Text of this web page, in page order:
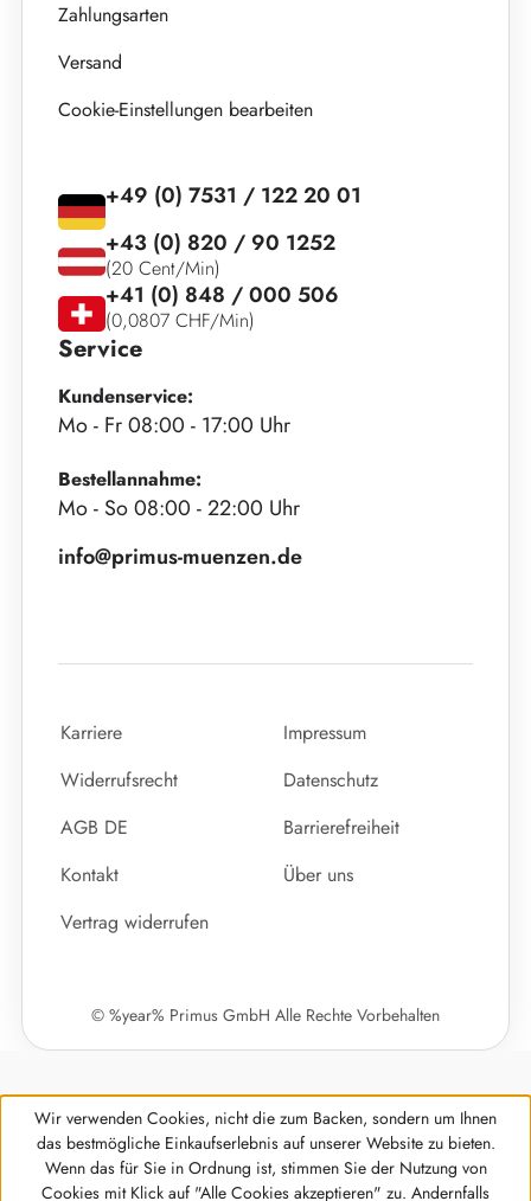
Zahlungsarten
Versand
Cookie-Einstellungen bearbeiten
Service
Kundenservice:
Mo - Fr 08:00 - 17:00 Uhr
Bestellannahme:
Mo - So 08:00 - 22:00 Uhr
info@primus-muenzen.de
+49 (0) 7531 / 122 20 01
+43 (0) 820 / 90 1252
(20 Cent/Min)
+41 (0) 848 / 000 506
(0,0807 CHF/Min)
Karriere
Impressum
Widerrufsrecht
Datenschutz
AGB DE
Barrierefreiheit
Kontakt
Über uns
Vertrag widerrufen
© %year% Primus GmbH Alle Rechte Vorbehalten
Wir verwenden Cookies, nicht die zum Backen, sondern um Ihnen
das bestmögliche Einkaufserlebnis auf unserer Website zu bieten.
Wenn das für Sie in Ordnung ist, stimmen Sie der Nutzung von
Cookies mit Klick auf "Alle Cookies akzeptieren" zu. Andernfalls